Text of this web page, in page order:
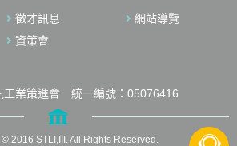
徵才訊息
網站導覽
資策會
工業策進會 統一編號：05076416
2016 STLI,III. All Rights Reserved.